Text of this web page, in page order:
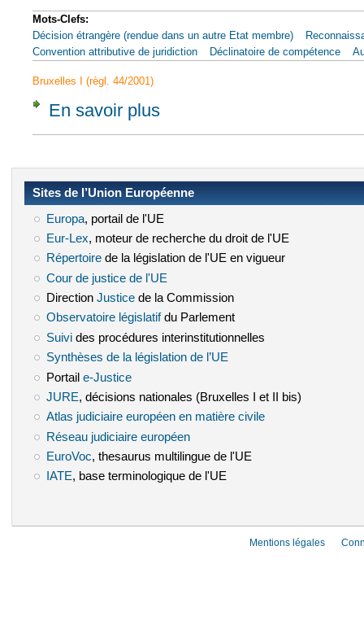
Mots-Clefs:
Décision étrangère (rendue dans un autre Etat membre)
Convention attributive de juridiction
Déclinatoire de compétence
Bruxelles I (règl. 44/2001)
En savoir plus
Sites de l’Union Européenne
Europa(le lien est externe)
, portail de l'UE
Eur-Lex(le lien est externe)
, moteur de recherche du droit de l'UE
Répertoire(le lien est externe)
de la législation de l'UE en vigueur
Cour de justice de l'UE
Direction Justice(le lien est externe)
de la Commission
Observatoire législatif(le lien est externe)
du Parlement
Suivi(le lien est externe)
des procédures interinstitutionnelles
Synthèses de la législation de l’UE
Portail e-Justice(le lien est externe)
JURE (le lien est externe)
, décisions nationales (Bruxelles I et II bis)
Atlas judiciaire européen en matière civile(le lien est externe)
Réseau judiciaire européen(le lien est externe)
EuroVoc (le lien est externe)
, thesaurus multilingue de l'UE
IATE(le lien est externe)
, base terminologique de l'UE
Mentions légales